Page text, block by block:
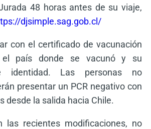
48 horas antes de su viaje,
djsimple.sag.gob.cl/
con el certificado de vacunación
el país donde se vacunó y su
identidad. Las personas no
presentar un PCR negativo con
desde la salida hacia Chile.
las recientes modificaciones, no